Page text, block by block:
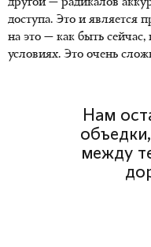
другой — радикалов
доступа. Это и является
на это — как быть
условиях. Это очень
Нам
между